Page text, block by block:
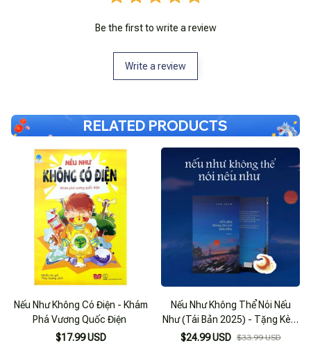
Be the first to write a review
Write a review
RELATED PRODUCTS
Nếu Như Không Có Điện - Khám
Phá Vương Quốc Điện
$17.99 USD
Nếu Như Không Thể Nói Nếu
Như (Tái Bản 2025) - Tặng Kèm
Bookmark
$24.99 USD $33.99 USD